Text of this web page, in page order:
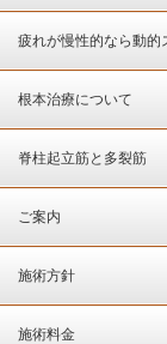
疲れが慢性的なら動的
根本治療について
脊柱起立筋と多裂筋
ご案内
施術方針
施術料金